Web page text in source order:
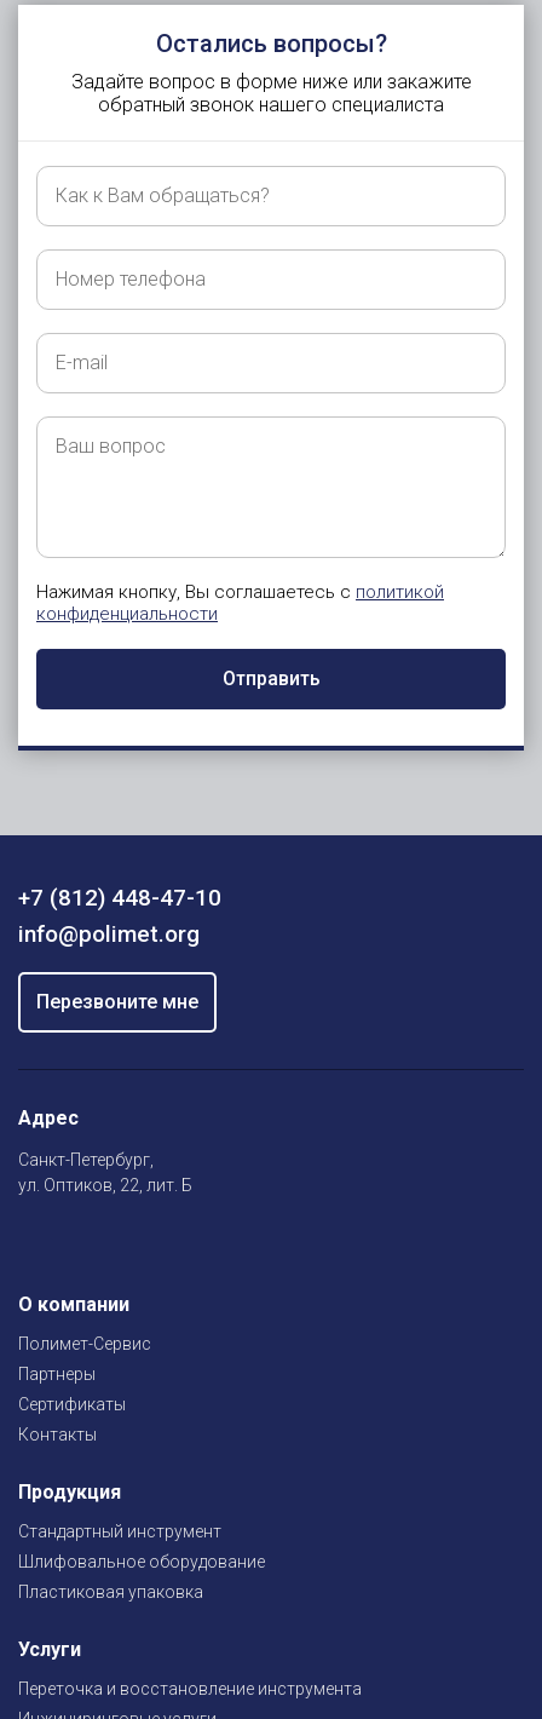
Остались вопросы?
Задайте вопрос в форме ниже или закажите
обратный звонок нашего специалиста
Как
Вам
обращаться?
Номер
телефона
E-
mail
Ваш
вопрос
Нажимая кнопку, Вы соглашаетесь с политикой
конфиденциальности
Отправить
Адрес
Санкт-Петербург,
ул. Оптиков, 22, лит. Б
О компании
Полимет-Сервис
Партнеры
Сертификаты
Контакты
Продукция
Стандартный инструмент
Шлифовальное оборудование
Пластиковая упаковка
Услуги
Переточка и восстановление инструмента
+7 (812) 448-47-10
info@polimet.org
Перезвоните мне